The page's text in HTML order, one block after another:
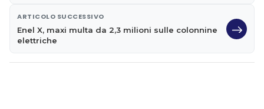
ARTICOLO SUCCESSIVO
Enel X, maxi multa da 2,3 milioni sulle colonnine
elettriche